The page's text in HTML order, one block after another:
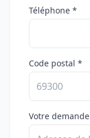
Téléphone *
Code postal *
Votre demande